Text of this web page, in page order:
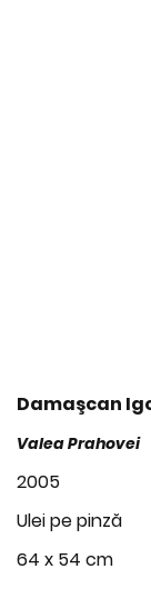
Damaşcan
Valea Prahovei
2005
Ulei pe pinză
64 x 54 cm